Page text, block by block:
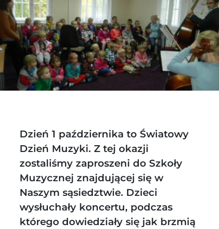
Dzień 1 października to Światowy
Dzień Muzyki. Z tej okazji
zostaliśmy zaproszeni do Szkoły
Muzycznej znajdującej się w
Naszym sąsiedztwie. Dzieci
wysłuchały koncertu, podczas
którego dowiedziały się jak brzmią